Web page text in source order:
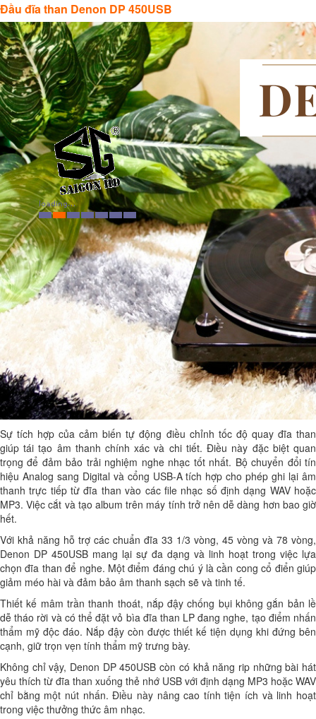
Đầu đĩa than Denon DP 450USB
Sự tích hợp của cảm biến tự động điều chỉnh tốc độ quay đĩa than
giúp tái tạo âm thanh chính xác và chi tiết. Điều này đặc biệt quan
trọng để đảm bảo trải nghiệm nghe nhạc tốt nhất. Bộ chuyển đổi tín
hiệu Analog sang Digital và cổng USB-A tích hợp cho phép ghi lại âm
thanh trực tiếp từ đĩa than vào các file nhạc số định dạng WAV hoặc
MP3. Việc cắt và tạo album trên máy tính trở nên dễ dàng hơn bao giờ
hết.
Với khả năng hỗ trợ các chuẩn đĩa 33 1/3 vòng, 45 vòng và 78 vòng,
Denon DP 450USB mang lại sự đa dạng và linh hoạt trong việc lựa
chọn đĩa than để nghe. Một điểm đáng chú ý là cần cong cổ điển giúp
giảm méo hài và đảm bảo âm thanh sạch sẽ và tinh tế.
Thiết kế mâm trần thanh thoát, nắp đậy chống bụi không gắn bản lề
dễ tháo rời và có thể đặt vỏ bìa đĩa than LP đang nghe, tạo điểm nhấn
thẩm mỹ độc đáo. Nắp đậy còn được thiết kế tiện dụng khi đứng bên
cạnh, giữ trọn vẹn tính thẩm mỹ trưng bày.
Không chỉ vậy, Denon DP 450USB còn có khả năng rip những bài hát
yêu thích từ đĩa than xuống thẻ nhớ USB với định dạng MP3 hoặc WAV
chỉ bằng một nút nhấn. Điều này nâng cao tính tiện ích và linh hoạt
trong việc thưởng thức âm nhạc.